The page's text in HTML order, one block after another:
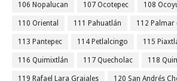
106 Nopalucan 107 Ocotepec 108
110 Oriental 111 Pahuatlán 112 Palmar
113 Pantepec 114 Petlalcingo 115
116 Quimixtlán 117 Quecholac 118
119 Rafael Lara Grajales 120 San Andrés